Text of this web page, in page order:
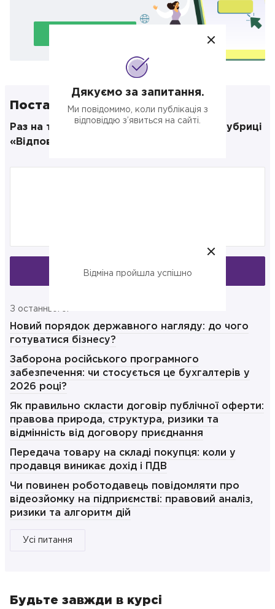
Поставте своє запитання
Раз на тиждень публікуємо відповіді в рубриці
«Відповідаємо на запитання»
Запитати
З останнього:
Новий порядок державного нагляду: до чого
готуватися бізнесу?
Заборона російського програмного
забезпечення: чи стосується це бухгалтерів у
2026 році?
Як правильно скласти договір публічної оферти:
правова природа, структура, ризики та
відмінність від договору приєднання
Передача товару на складі покупця: коли у
продавця виникає дохід і ПДВ
Чи повинен роботодавець повідомляти про
відеозйомку на підприємстві: правовий аналіз,
ризики та алгоритм дій
Усі питання
Будьте завжди в курсі
Дякуємо за запитання.
Ми повідомимо, коли публікація з
відповіддю з’явиться на сайті.
Відміна пройшла успішно